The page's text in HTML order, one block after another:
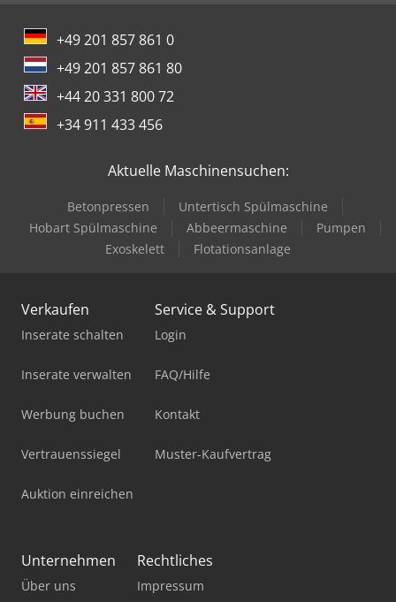
+49 201 857 861 0
+49 201 857 861 80
+44 20 331 800 72
+34 911 433 456
Aktuelle Maschinensuchen:
Betonpressen
Untertisch Spülmaschine
Hobart Spülmaschine
Abbeermaschine
Pumpen
Exoskelett
Flotationsanlage
Verkaufen
Inserate schalten
Inserate verwalten
Werbung buchen
Vertrauenssiegel
Auktion einreichen
Service & Support
Login
FAQ/Hilfe
Kontakt
Muster-Kaufvertrag
Unternehmen
Über uns
Rechtliches
Impressum